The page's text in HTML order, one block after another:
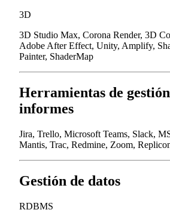
3D
3D Studio Max, Corona Render, 3D
Adobe After Effect, Unity, Amplify,
Painter, ShaderMap
Herramientas de
informes
Jira, Trello, Microsoft Teams, Slack,
Mantis, Trac, Redmine, Zoom,
Gestión de datos
RDBMS